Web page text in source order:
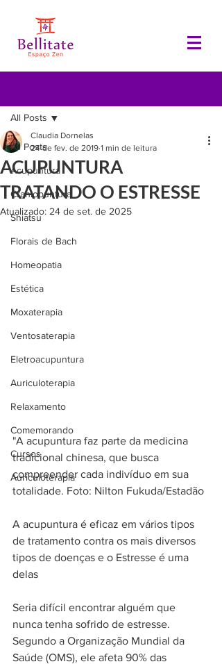
All Posts
Acupuntura
Craniopuntura
Shiatsu
Florais de Bach
Homeopatia
Estética
Moxaterapia
Ventosaterapia
Eletroacupuntura
Auriculoterapia
Relaxamento
Comemorando
Cursos
Auriculoterapia
All Posts
ACUPUNTURA
TRATANDO O ESTRESSE
Claudia Dornelas
24 de fev. de 2019 1 min de leitura
Atualizado: 24 de set. de 2025
"A acupuntura faz parte da medicina
tradicional chinesa, que busca
compreender cada indivíduo em sua
totalidade. Foto: Nilton Fukuda/Estadão
A acupuntura é eficaz em vários tipos
de tratamento contra os mais diversos
tipos de doenças e o Estresse é uma
delas
Seria difícil encontrar alguém que
nunca tenha sofrido de estresse.
Segundo a Organização Mundial da
Saúde (OMS), ele afeta 90% das